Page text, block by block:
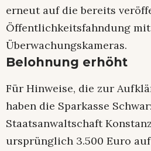
erneut auf die bereits
Öffentlichkeitsfahndung
Überwachungskameras.
Belohnung erhöht
Für Hinweise, die zur
haben die Sparkasse
Staatsanwaltschaft
ursprünglich 3.500 Euro